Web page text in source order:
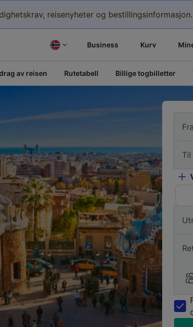
reisenyheter og bestillingsinformasjon.
Business Kurv
av reisen Rutetabell Billige togbilletter
Til